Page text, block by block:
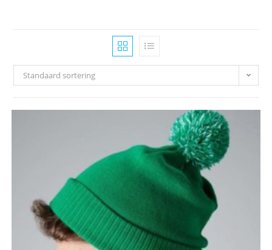
Standaard sortering